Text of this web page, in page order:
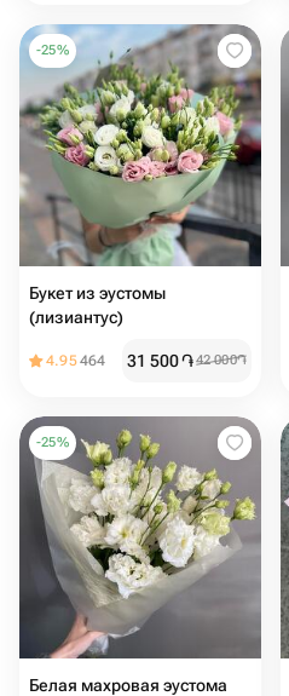
-25%
Букет из эустомы
(лизиантус)
4.95464 31 500֏42 000֏
-25%
Белая махровая эустома